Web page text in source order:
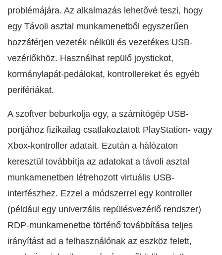
problémájára. Az alkalmazás lehetővé teszi, hogy
egy Távoli asztal munkamenetből egyszerűen
hozzáférjen vezeték nélküli és vezetékes USB-
vezérlőkhöz. Használhat repülő joystickot,
kormánylapát-pedálokat, kontrollereket és egyéb
perifériákat.
A szoftver beburkolja egy, a számítógép USB-
portjához fizikailag csatlakoztatott PlayStation- vagy
Xbox-kontroller adatait. Ezután a hálózaton
keresztül továbbítja az adatokat a távoli asztal
munkamenetben létrehozott virtuális USB-
interfészhez. Ezzel a módszerrel egy kontroller
(például egy univerzális repülésvezérlő rendszer)
RDP-munkamenetbe történő továbbítása teljes
irányítást ad a felhasználónak az eszköz felett,